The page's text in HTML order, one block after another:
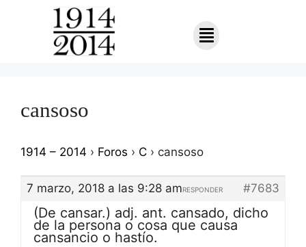
cansoso
1914 – 2014 › Foros › C › cansoso
7 marzo, 2018 a las 9:28 am #7683
RESPONDER
(De cansar.) adj. ant. cansado, dicho
de la persona o cosa que causa
cansancio o hastío.